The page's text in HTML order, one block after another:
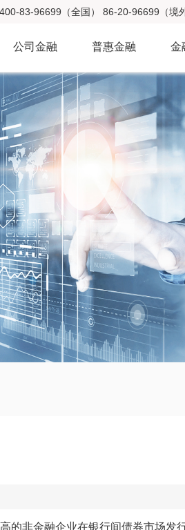
83-96699（全国） 86-20-96699（境外
公司金融 普惠金融 金
非金融企业在银行间债券市场发